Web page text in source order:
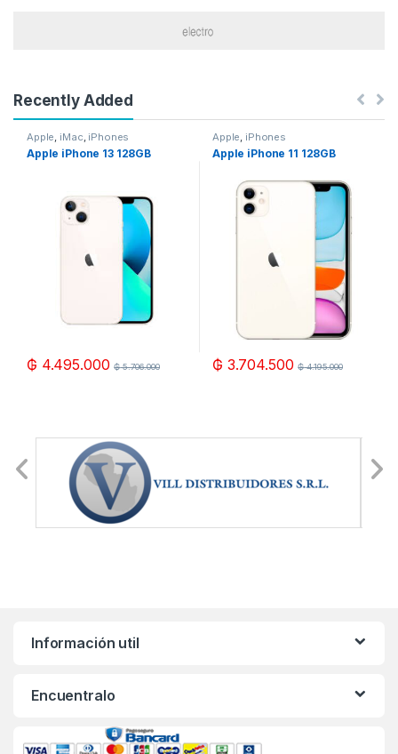
Recently Added
Apple, iMac, iPhones
Apple iPhone 13 128GB
₲ 4.495.000 ₲5.706.000
Apple, iPhones
Apple iPhone 11 128GB
₲ 3.704.500 ₲4.195.000
Información util
Encuentralo